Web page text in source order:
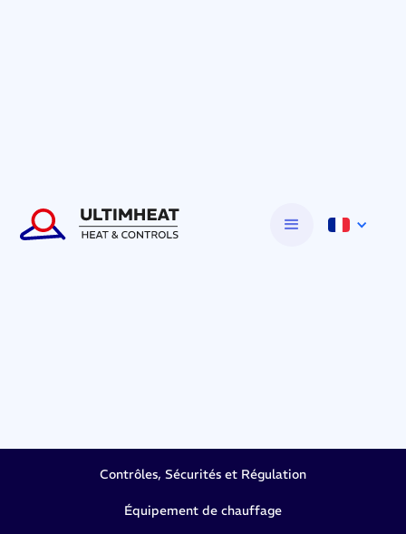
Contrôles, Sécurités et Régulation
Équipement de chauffage